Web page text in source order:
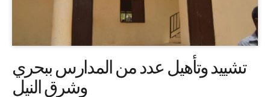
تشييد وتأهيل عدد من المدارس ببحري
وشرق النيل